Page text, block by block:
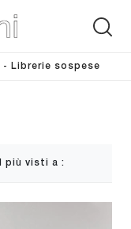
- Librerie sospese
I più visti a :